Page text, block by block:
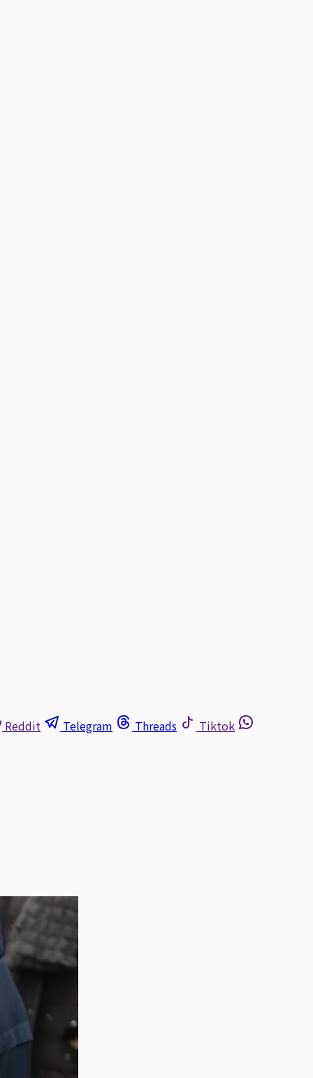
Reddit Telegram Threads Tiktok